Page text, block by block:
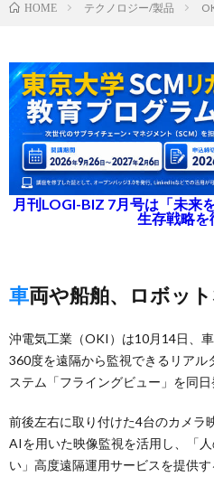
HOME テクノロジー/製品
月刊LOGI-BIZ 7月号は「未来
生存戦略を
車両や船舶、ロボッ
沖電気工業（OKI）は10月14日、
360度を遠隔から監視できるリアル
ステム「フライングビュー」を同日
前後左右に取り付けた4台のカメラ
AIを用いた映像監視を活用し、「
い」高度遠隔運用サービスを提供